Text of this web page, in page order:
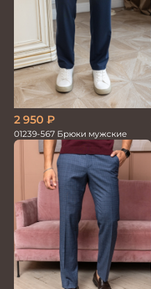
2 950 ₽
01239-567 Брюки мужские